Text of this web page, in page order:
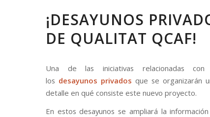
¡DESAYUNOS
DE QUALITAT QCAF!
Una de las iniciativas relacionadas
los desayunos privados que se organizarán
detalle en qué consiste este nuevo proyecto.
En estos desayunos se ampliará la